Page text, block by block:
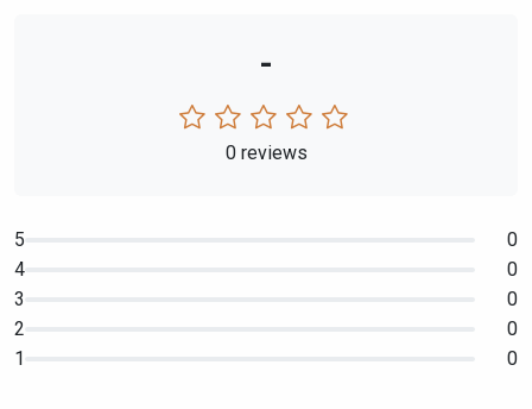
-
0 reviews
5
0
4
0
3
0
2
0
1
0